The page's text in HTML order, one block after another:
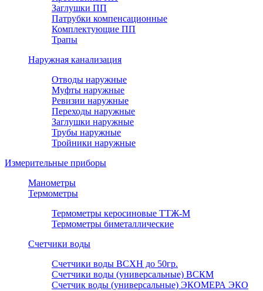
Заглушки ПП
Патрубки компенсационные
Комплектующие ПП
Трапы
Наружная канализация
Отводы наружные
Муфты наружные
Ревизии наружные
Переходы наружные
Заглушки наружные
Трубы наружные
Тройники наружные
Измерительные приборы
Манометры
Термометры
Термометры керосиновые ТТЖ-М
Термометры биметаллические
Счетчики воды
Счетчики воды ВСХН до 50гр.
Счетчики воды (универсальные) ВСКМ
Счетчик воды (универсальные) ЭКОМЕРА ЭКО